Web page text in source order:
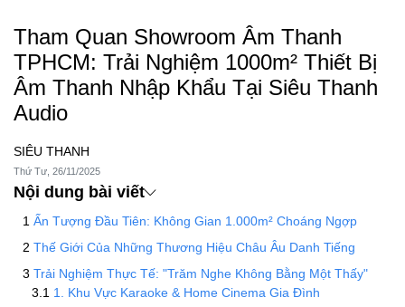
Tham Quan Showroom Âm Thanh
TPHCM: Trải Nghiệm 1000m² Thiết Bị
Âm Thanh Nhập Khẩu Tại Siêu Thanh
Audio
SIÊU THANH
Thứ Tư, 26/11/2025
Nội dung bài viết
Ấn Tượng Đầu Tiên: Không Gian 1.000m² Choáng Ngợp
Thế Giới Của Những Thương Hiệu Châu Âu Danh Tiếng
Trải Nghiệm Thực Tế: "Trăm Nghe Không Bằng Một Thấy"
1. Khu Vực Karaoke & Home Cinema Gia Đình